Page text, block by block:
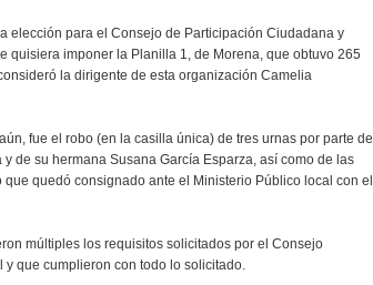
elección para el Consejo de Participación Ciudadana y
quisiera imponer la Planilla 1, de Morena, que obtuvo 265
la dirigente de esta organización Camelia
fue el robo (en la casilla única) de tres urnas por parte del
de su hermana Susana García Esparza, así como de las
quedó consignado ante el Ministerio Público local con el
múltiples los requisitos solicitados por el Consejo
que cumplieron con todo lo solicitado.